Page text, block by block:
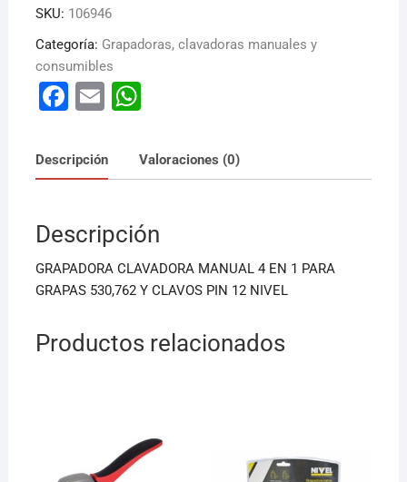
SKU: 106946
Categoría: Grapadoras, clavadoras manuales y
consumibles
F
c
e
o
o
k
E
ai
l
W
at
s
p
p
Descripción Valoraciones (0)
Descripción
GRAPADORA CLAVADORA MANUAL 4 EN 1 PARA
GRAPAS 530,762 Y CLAVOS PIN 12 NIVEL
Productos relacionados